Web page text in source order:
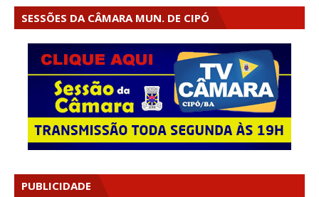
SESSÕES DA CÂMARA MUN. DE CIPÓ
PUBLICIDADE